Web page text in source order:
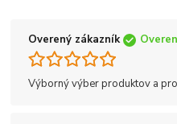
Overený zákazník
Výborný výber produktov a